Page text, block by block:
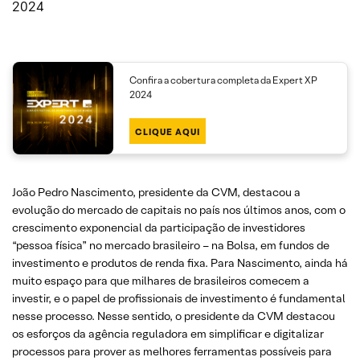
2024
Confira a cobertura completa da Expert XP
2024
CLIQUE AQUI
João Pedro Nascimento, presidente da CVM, destacou a
evolução do mercado de capitais no país nos últimos anos, com o
crescimento exponencial da participação de investidores
“pessoa física” no mercado brasileiro – na Bolsa, em fundos de
investimento e produtos de renda fixa. Para Nascimento, ainda há
muito espaço para que milhares de brasileiros comecem a
investir, e o papel de profissionais de investimento é fundamental
nesse processo. Nesse sentido, o presidente da CVM destacou
os esforços da agência reguladora em simplificar e digitalizar
processos para prover as melhores ferramentas possíveis para